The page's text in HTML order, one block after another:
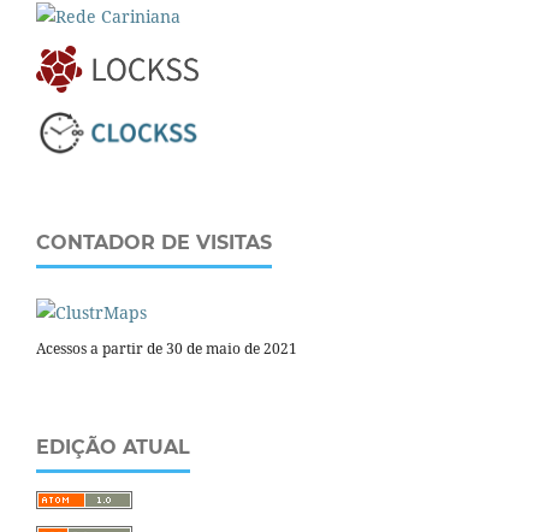
CONTADOR DE VISITAS
Acessos a partir de 30 de maio de 2021
EDIÇÃO ATUAL